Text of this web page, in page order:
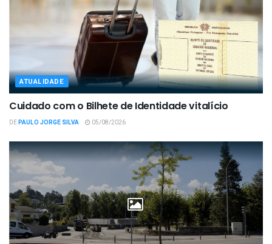
ATUALIDADE
Cuidado com o Bilhete de Identidade vitalício
DEPAULO JORGE SILVA 05/08/2026